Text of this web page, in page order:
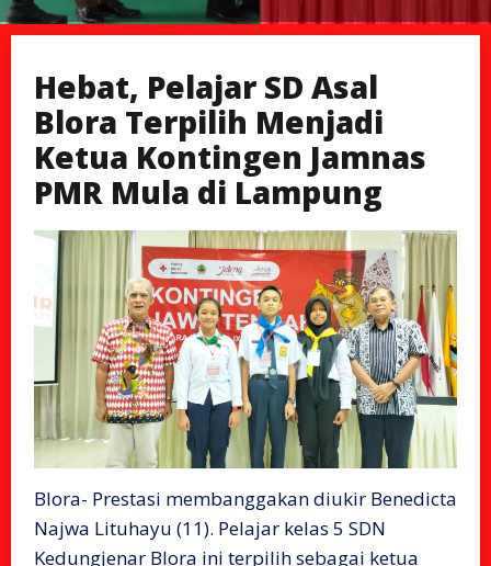
Hebat, Pelajar SD Asal
Blora Terpilih Menjadi
Ketua Kontingen Jamnas
PMR Mula di Lampung
Blora- Prestasi membanggakan diukir Benedicta
Najwa Lituhayu (11). Pelajar kelas 5 SDN
Kedungjenar Blora ini terpilih sebagai ketua